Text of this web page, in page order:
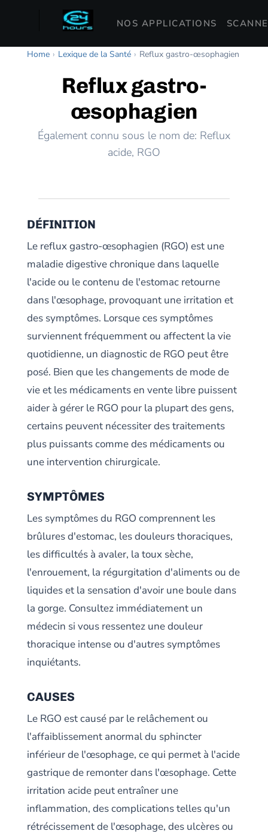
NOS APPLICATIONS
Home › Lexique de la Santé › Reflux gastro-œsophagien
Reflux gastro-
œsophagien
Également connu sous le nom de: Reflux
acide, RGO
DÉFINITION
Le reflux gastro-œsophagien (RGO) est une
maladie digestive chronique dans laquelle
l'acide ou le contenu de l'estomac retourne
dans l'œsophage, provoquant une irritation et
des symptômes. Lorsque ces symptômes
surviennent fréquemment ou affectent la vie
quotidienne, un diagnostic de RGO peut être
posé. Bien que les changements de mode de
vie et les médicaments en vente libre puissent
aider à gérer le RGO pour la plupart des gens,
certains peuvent nécessiter des traitements
plus puissants comme des médicaments ou
une intervention chirurgicale.
SYMPTÔMES
Les symptômes du RGO comprennent les
brûlures d'estomac, les douleurs thoraciques,
les difficultés à avaler, la toux sèche,
l'enrouement, la régurgitation d'aliments ou de
liquides et la sensation d'avoir une boule dans
la gorge. Consultez immédiatement un
médecin si vous ressentez une douleur
thoracique intense ou d'autres symptômes
inquiétants.
CAUSES
Le RGO est causé par le relâchement ou
l'affaiblissement anormal du sphincter
inférieur de l'œsophage, ce qui permet à l'acide
gastrique de remonter dans l'œsophage. Cette
irritation acide peut entraîner une
inflammation, des complications telles qu'un
rétrécissement de l'œsophage, des ulcères ou